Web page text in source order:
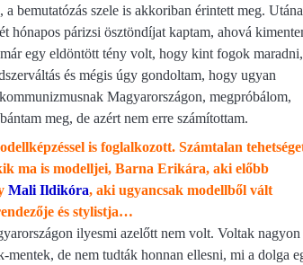
bemutatózás szele is akkoriban érintett meg. Utána
hónapos párizsi ösztöndíjat kaptam, ahová
egy eldöntött tény volt, hogy kint fogok maradni,
és mégis úgy gondoltam, hogy ugyan
Magyarországon, megpróbálom,
meg, de azért nem erre számítottam.
is foglalkozott. Számtalan
ma is modelljei, Barna Erikára, aki előbb
Mali Ildikóra, aki ugyancsak modellből vált
és stylistja…
ilyesmi azelőtt nem volt. Voltak nagyon
de nem tudták honnan ellesni, mi a dolga